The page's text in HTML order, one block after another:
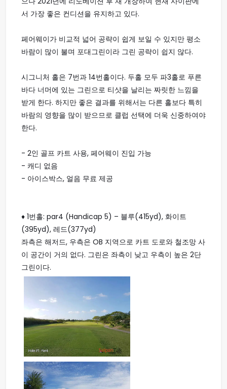
서 가장 좋은 컨디션을 유지하고 있다.
페어웨이가 비교적 넓어 공략이 쉽게 보일 수 있지만 평소
바람이 많이 불며 포대그린이라 그린 공략이 쉽지 않다.
시그니처 홀은 7번과 14번홀이다. 두홀 모두 파3홀로 푸른
바다 너머에 있는 그린으로 티샷을 날리는 짜릿한 느낌을
받게 한다. 하지만 좋은 결과를 위해서는 다른 홀보다 특히
바람의 영향을 많이 받으므로 클럽 선택에 더욱 신중하여야
한다.
- 2인 골프 카트 사용, 페어웨이 진입 가능
- 캐디 없음
- 아이스박스, 얼음 무료 제공
♦ 1번홀: par4 (Handicap 5) – 블루(415yd), 화이트
(395yd), 레드(377yd)
좌측은 해저드, 우측은 OB 지역으로 카트 도로와 철조망 사
이 공간이 거의 없다. 그린은 좌측이 낮고 우측이 높은 2단
그린이다.